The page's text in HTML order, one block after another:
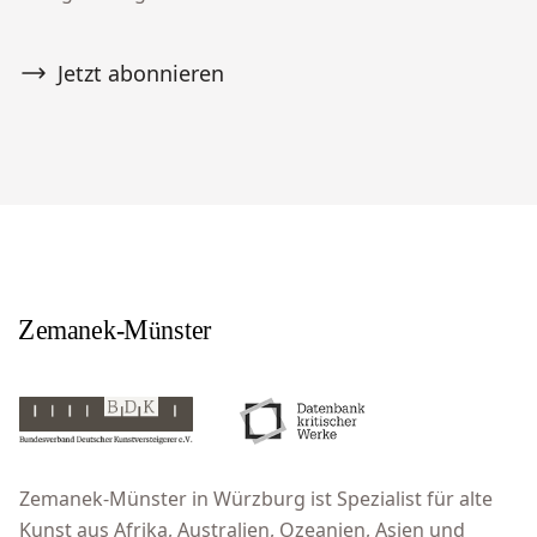
Jetzt abonnieren
Zemanek-Münster in Würzburg ist Spezialist für alte
Kunst aus Afrika, Australien, Ozeanien, Asien und